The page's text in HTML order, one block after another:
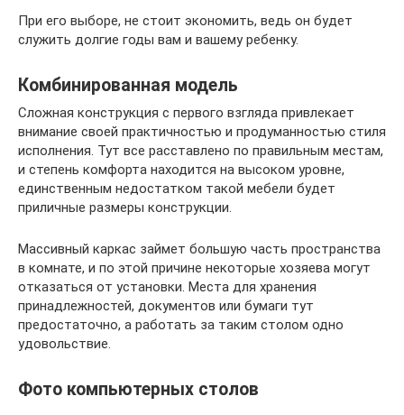
При его выборе, не стоит экономить, ведь он будет
служить долгие годы вам и вашему ребенку.
Комбинированная модель
Сложная конструкция с первого взгляда привлекает
внимание своей практичностью и продуманностью стиля
исполнения. Тут все расставлено по правильным местам,
и степень комфорта находится на высоком уровне,
единственным недостатком такой мебели будет
приличные размеры конструкции.
Массивный каркас займет большую часть пространства
в комнате, и по этой причине некоторые хозяева могут
отказаться от установки. Места для хранения
принадлежностей, документов или бумаги тут
предостаточно, а работать за таким столом одно
удовольствие.
Фото компьютерных столов